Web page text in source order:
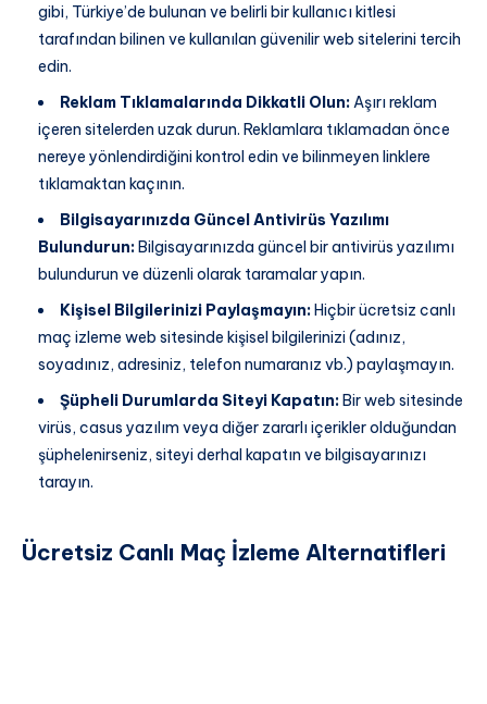
gibi, Türkiye’de bulunan ve belirli bir kullanıcı kitlesi
tarafından bilinen ve kullanılan güvenilir web sitelerini tercih
edin.
Reklam Tıklamalarında Dikkatli Olun:Aşırı reklam
içeren sitelerden uzak durun. Reklamlara tıklamadan önce
nereye yönlendirdiğini kontrol edin ve bilinmeyen linklere
tıklamaktan kaçının.
Bilgisayarınızda Güncel Antivirüs Yazılımı
Bulundurun:Bilgisayarınızda güncel bir antivirüs yazılımı
bulundurun ve düzenli olarak taramalar yapın.
Kişisel Bilgilerinizi Paylaşmayın:Hiçbir ücretsiz canlı
maç izleme web sitesinde kişisel bilgilerinizi (adınız,
soyadınız, adresiniz, telefon numaranız vb.) paylaşmayın.
Şüpheli Durumlarda Siteyi Kapatın:Bir web sitesinde
virüs, casus yazılım veya diğer zararlı içerikler olduğundan
şüphelenirseniz, siteyi derhal kapatın ve bilgisayarınızı
tarayın.
Ücretsiz Canlı Maç İzleme Alternatifleri